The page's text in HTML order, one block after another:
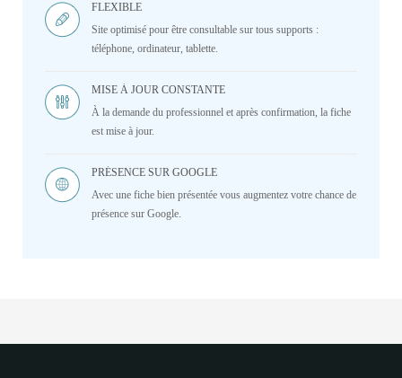
FLEXIBLE
Site optimisé pour être consultable sur tous supports :
téléphone, ordinateur, tablette.
MISE À JOUR CONSTANTE
À la demande du professionnel et après confirmation, la fiche
est mise à jour.
PRÉSENCE SUR GOOGLE
Avec une fiche bien présentée vous augmentez votre chance de
présence sur Google.